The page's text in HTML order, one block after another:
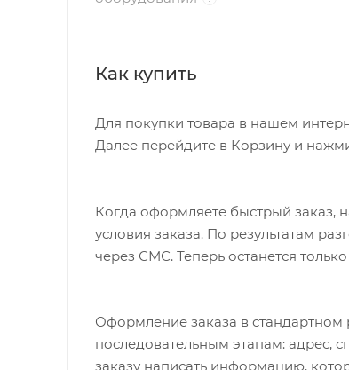
Как купить
Для покупки товара в нашем
Далее перейдите в Корзину и
Когда оформляете быстрый заказ,
условия заказа. По результатам
через СМС. Теперь останется
Оформление заказа в
последовательным этапам: адрес,
заказу написать информацию,